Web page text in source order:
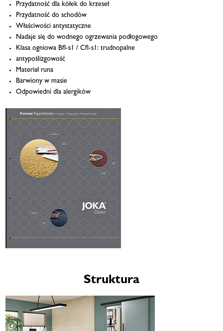
Przydatność dla kółek do krzeseł
Przydatność do schodów
Właściwości antystatyczne
Nadaje się do wodnego ogrzewania podłogowego
Klasa ogniowa Bfl-s1 / Cfl-s1: trudnopalne
antypoślizgowość
Materiał runa
Barwiony w masie
Odpowiedni dla alergików
Struktura